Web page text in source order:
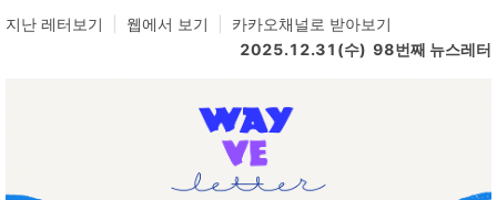
지난 레터보기 웹에서 보기
카카오채널로 받아보기
2025.12.31(수) 98번째 뉴스레터